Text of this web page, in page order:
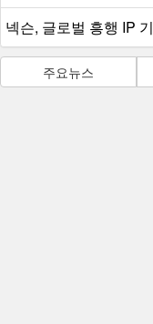
넥슨, 글로벌 흥행 IP
주요뉴스